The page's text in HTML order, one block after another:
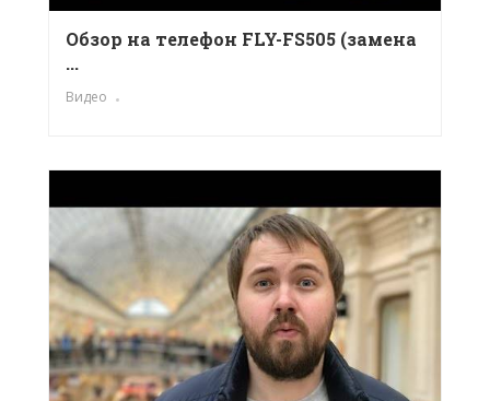
Обзор на телефон FLY-FS505 (замена
...
Видео